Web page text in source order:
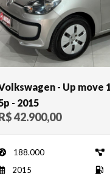
- Up move
- 2015
42.900,00
188.000
2015